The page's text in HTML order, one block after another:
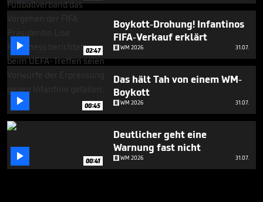
 02:47
Boykott-Drohung! Infantinos
FIFA-Verkauf erklärt
WM 2026 31.07.
 00:45
Das hält Tah von einem WM-
Boykott
WM 2026 31.07.
 00:41
Deutlicher geht eine
Warnung fast nicht
WM 2026 31.07.